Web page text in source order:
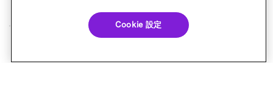
© Braze. All Rights Reserved Privacy Policy
Cookie 設定